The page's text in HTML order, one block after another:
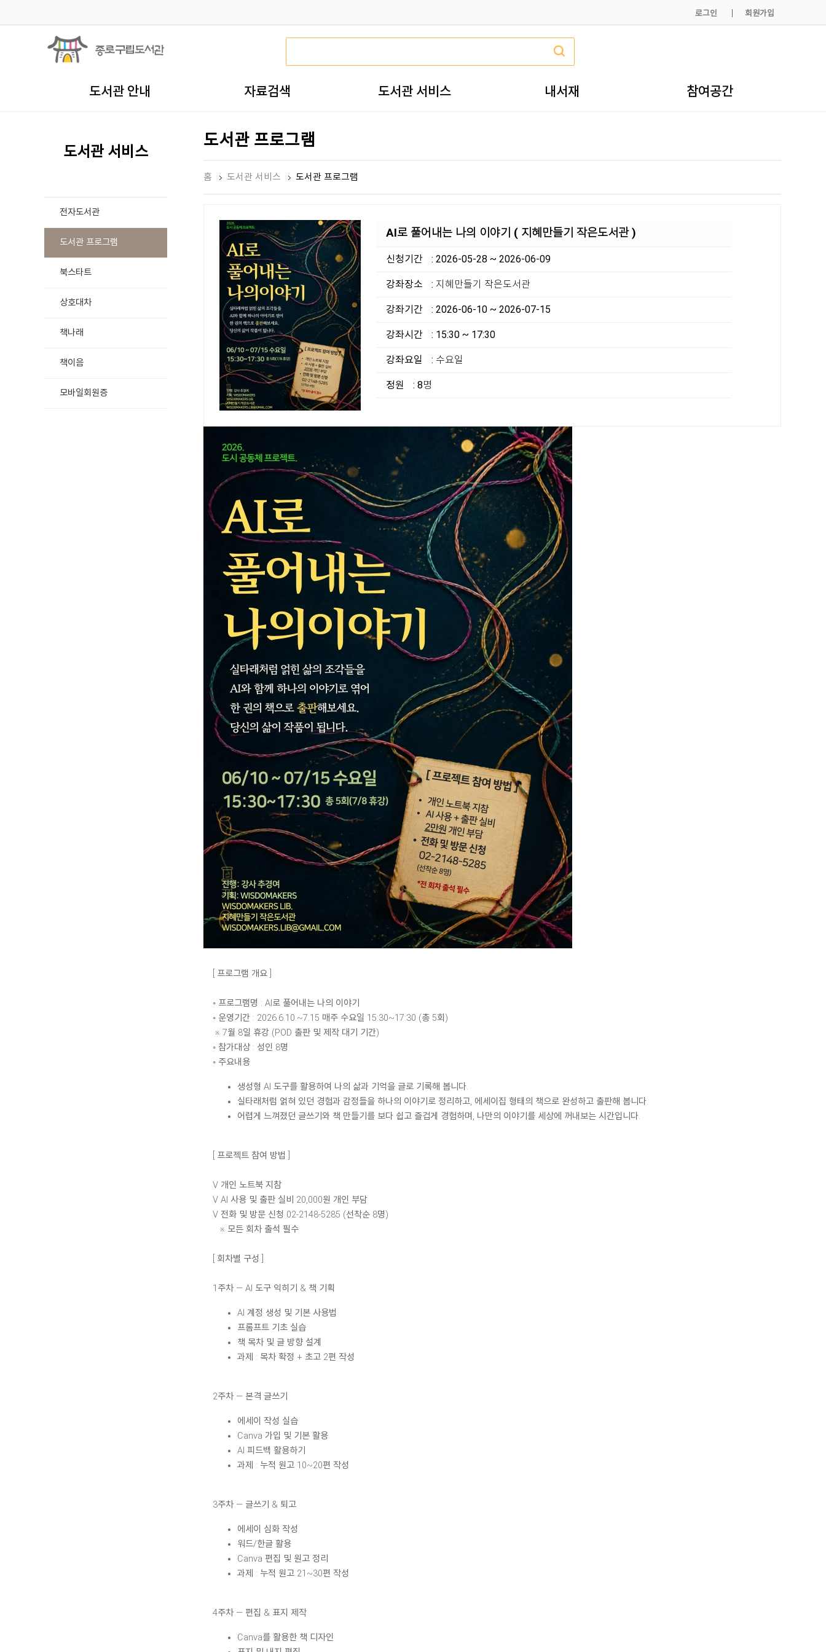
로그인 회원가입
도서관 안내 자료검색 도서관 서비스 내서재 참여공간
도서관 서비스
전자도서관
도서관 프로그램
북스타트
상호대차
책나래
책이음
모바일회원증
도서관 프로그램
홈 도서관 서비스 도서관 프로그램
AI로 풀어내는 나의 이야기 ( 지혜만들기 작은도서관 )
신청기간 : 2026-05-28 ~ 2026-06-09
강좌장소 : 지혜만들기 작은도서관
강좌기간 : 2026-06-10 ~ 2026-07-15
강좌시간 : 15:30 ~ 17:30
강좌요일 : 수요일
정원 : 8명
[ 프로그램 개요 ]
◦ 프로그램명 : AI로 풀어내는 나의 이야기
◦ 운영기간 : 2026.6.10.~7.15 매주 수요일 15:30~17:30 (총 5회)
※ 7월 8일 휴강 (POD 출판 및 제작 대기 기간)
◦ 참가대상 : 성인 8명
◦ 주요내용
생성형 AI 도구를 활용하여 나의 삶과 기억을 글로 기록해 봅니다.
실타래처럼 얽혀 있던 경험과 감정들을 하나의 이야기로 정리하고, 에세이집 형태의 책으로 완성하고 출판해 봅니다.
어렵게 느껴졌던 글쓰기와 책 만들기를 보다 쉽고 즐겁게 경험하며, 나만의 이야기를 세상에 꺼내보는 시간입니다.
[ 프로젝트 참여 방법 ]
V 개인 노트북 지참
V AI 사용 및 출판 실비 20,000원 개인 부담
V 전화 및 방문 신청 02-2148-5285 (선착순 8명)
※ 모든 회차 출석 필수
[ 회차별 구성 ]
1주차 — AI 도구 익히기 & 책 기획
AI 계정 생성 및 기본 사용법
프롬프트 기초 실습
책 목차 및 글 방향 설계
과제 : 목차 확정 + 초고 2편 작성
2주차 — 본격 글쓰기
에세이 작성 실습
Canva 가입 및 기본 활용
AI 피드백 활용하기
과제 : 누적 원고 10~20편 작성
3주차 — 글쓰기 & 퇴고
에세이 심화 작성
워드/한글 활용
Canva 편집 및 원고 정리
과제 : 누적 원고 21~30편 작성
4주차 — 편집 & 표지 제작
Canva를 활용한 책 디자인